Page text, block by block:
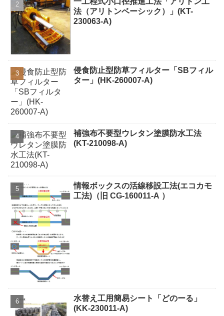
法（アリトンベーシック）」(KT-
230063-A)
侵食防止型防草フィルター「SBフィル
ター」(HK-260007-A)
補強布不要型ウレタン塗膜防水工法
(KT-210098-A)
情報ボックスの活線移設工法(エコカモ
工法)（旧 CG-160011-A ）
水替え工用簡易シート「どのーる」
(KK-230011-A)